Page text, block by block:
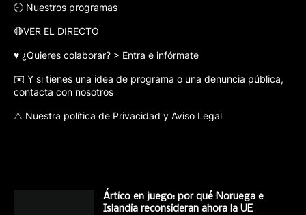
🕘 Nuestros programas
🔴VER EL DIRECTO
♥️ ¿Quieres colaborar? > Entra e infórmate
✉️ Y si tienes una idea de programa o una denuncia pública,
contacta con nosotros
⚠️ Nuestra política de Privacidad y Aviso Legal
Ártico en juego: por qué Noruega e
Islandia reconsideran ahora la UE